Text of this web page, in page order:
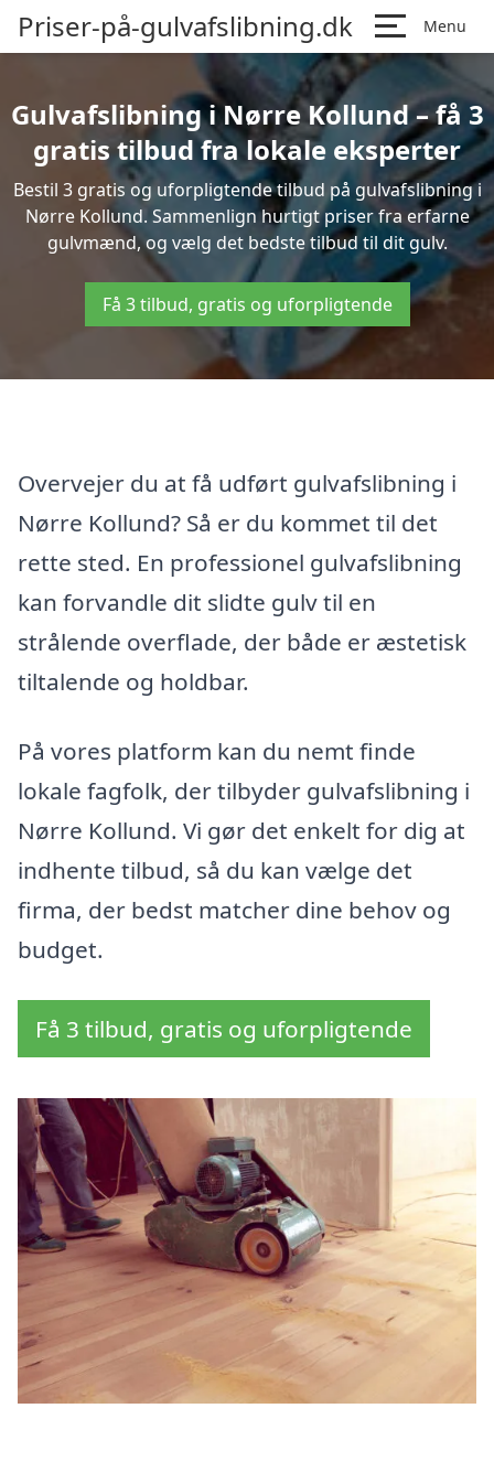
Priser-på-gulvafslibning.dk Menu
Gulvafslibning i Nørre Kollund – få 3
gratis tilbud fra lokale eksperter
Bestil 3 gratis og uforpligtende tilbud på gulvafslibning i
Nørre Kollund. Sammenlign hurtigt priser fra erfarne
gulvmænd, og vælg det bedste tilbud til dit gulv.
Få 3 tilbud, gratis og uforpligtende
Overvejer du at få udført gulvafslibning i
Nørre Kollund? Så er du kommet til det
rette sted. En professionel gulvafslibning
kan forvandle dit slidte gulv til en
strålende overflade, der både er æstetisk
tiltalende og holdbar.
På vores platform kan du nemt finde
lokale fagfolk, der tilbyder gulvafslibning i
Nørre Kollund. Vi gør det enkelt for dig at
indhente tilbud, så du kan vælge det
firma, der bedst matcher dine behov og
budget.
Få 3 tilbud, gratis og uforpligtende